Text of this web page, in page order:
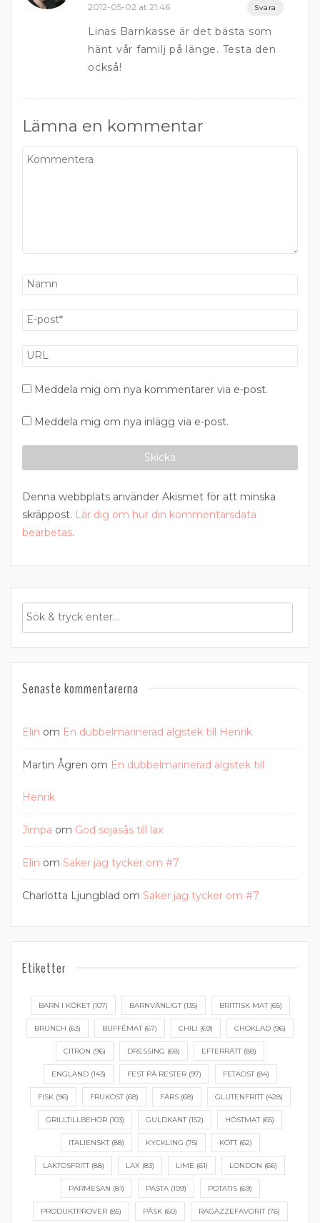
2012-05-02 at 21:46 Svara
Linas Barnkasse är det bästa som
hänt vår familj på länge. Testa den
också!
Lämna en kommentar
Meddela mig om nya kommentarer via e-post.
Meddela mig om nya inlägg via e-post.
Denna webbplats använder Akismet för att minska
skräppost. Lär dig om hur din kommentarsdata
bearbetas.
Senaste kommentarerna
Elin om En dubbelmarinerad älgstek till Henrik
Martin Ågren om En dubbelmarinerad älgstek till
Henrik
Jimpa om God sojasås till lax
Elin om Saker jag tycker om #7
Charlotta Ljungblad om Saker jag tycker om #7
Etiketter
BARN I KÖKET(107) BARNVÄNLIGT(135) BRITTISK MAT(65)
BRUNCH (63) BUFFÉMAT(67) CHILI (69) CHOKLAD (96)
CITRON (96) DRESSING (68) EFTERRÄTT(88)
ENGLAND(143) FEST PÅ RESTER(97) FETAOST(84)
FISK(96) FRUKOST(68) FÄRS(68) GLUTENFRITT(428)
GRILLTILLBEHÖR (103) GULDKANT(152) HÖSTMAT(65)
ITALIENSKT(88) KYCKLING (75) KÖTT(62)
LAKTOSFRITT(88) LAX (83) LIME (61) LONDON (66)
PARMESAN (81) PASTA(109) POTATIS(69)
PRODUKTPROVER(85) PÅSK(60) RAGAZZEFAVORIT(76)